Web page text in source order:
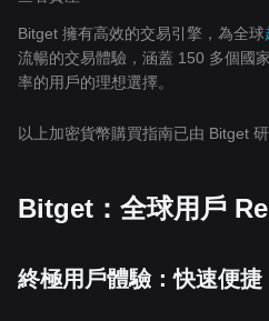
Bitget 擁有高效的交易引擎，為全球
流暢的交易體驗，涵蓋 150 多個國
率的用戶的理想選擇。
以上加密貨幣購買指南已由 Bitget
Bitget：全球用戶
終極用戶體驗：快速便捷